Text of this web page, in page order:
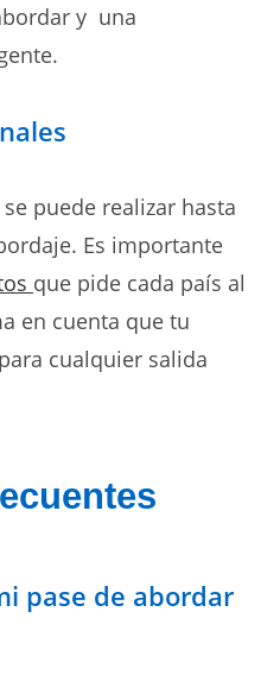
y una
puede realizar hasta
Es importante
que pide cada país al
en cuenta que tu
cualquier salida
pase de abordar